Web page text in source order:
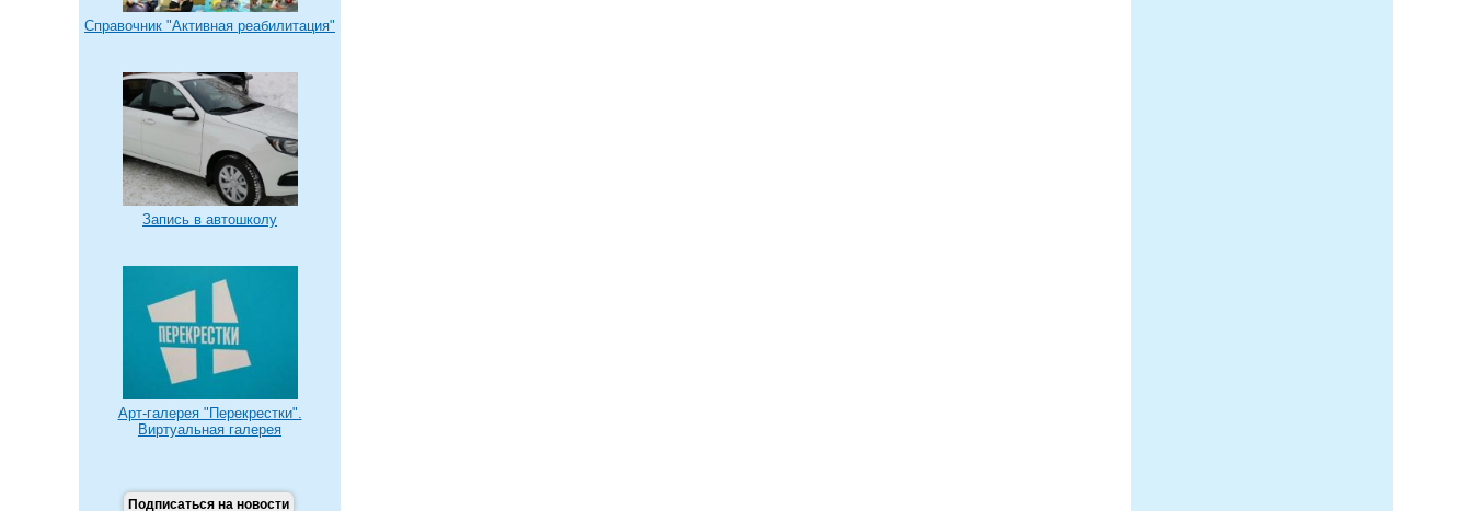
Справочник "Активная реабилитация"
Запись в автошколу
Арт-галерея "Перекрестки".
Виртуальная галерея
Подписаться на новости